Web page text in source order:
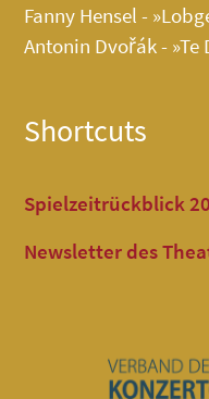
Fanny Hensel -
Antonin Dvořák - »Te
Shortcuts
Spielzeitrückblick
Newsletter des